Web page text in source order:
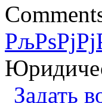
Задать